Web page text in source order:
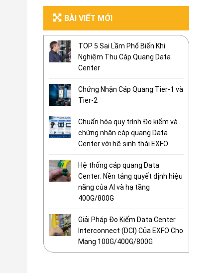
BÀI VIẾT MỚI
TOP 5 Sai Lầm Phổ Biến Khi
Nghiệm Thu Cáp Quang Data
Center
Chứng Nhận Cáp Quang Tier-1 và
Tier-2
Chuẩn hóa quy trình Đo kiểm và
chứng nhận cáp quang Data
Center với hệ sinh thái EXFO
Hệ thống cáp quang Data
Center: Nền tảng quyết định hiệu
năng của AI và hạ tầng
400G/800G
Giải Pháp Đo Kiểm Data Center
Interconnect (DCI) Của EXFO Cho
Mạng 100G/400G/800G